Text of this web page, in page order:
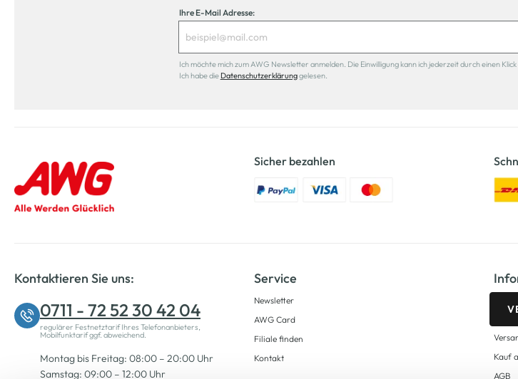
Ihre E-Mail Adresse:
Ich möchte mich zum AWG Newsletter anmelden. Die Einwilligung kann ich jederzeit durch einen
Ich habe die Datenschutzerklärunggelesen.
Sicher bezahlen
Kontaktieren Sie uns:
0711 - 72 52 30 42 04
regulärer Festnetztarif Ihres Telefonanbieters,
Mobilfunktarif ggf. abweichend.
Montag bis Freitag: 08:00 – 20:00 Uhr
Samstag: 09:00 – 12:00 Uhr
Service
Newsletter
AWG Card
Filiale finden
Kontakt
Kauf
AGB